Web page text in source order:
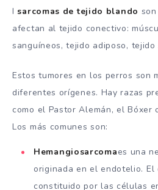
Isarcomas de tejido blando
afectan al tejido conectivo:
sanguíneos, tejido adiposo,
Estos tumores en los perros son
diferentes orígenes. Hay razas
como el Pastor Alemán, el Bóxer
Los más comunes son:
Hemangiosarcomaes una
originada en el endotelio.
constituido por las células